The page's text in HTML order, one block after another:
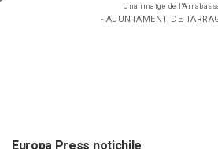
Una imatge de
- AJUNTAMENT DE